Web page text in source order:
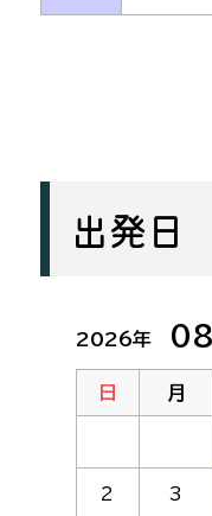
出発日
2026年 08
日 月
2 3